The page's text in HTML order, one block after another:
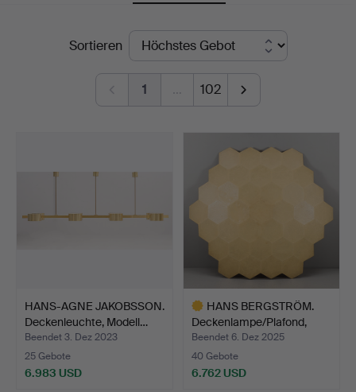
Hammarö
Auktionsverk
EndpreiseSortieren
1 … 102
HANS-AGNE JAKOBSSON.
Deckenleuchte, Modell…
Beendet 3. Dez 2023
25 Gebote
6.983 USD
HANS BERGSTRÖM.
Deckenlampe/Plafond,
Model…
Beendet 6. Dez 2025
40 Gebote
6.762 USD